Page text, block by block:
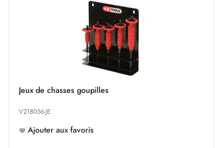
Jeux de chasses goupilles
V218056-JE
Ajouter aux favoris